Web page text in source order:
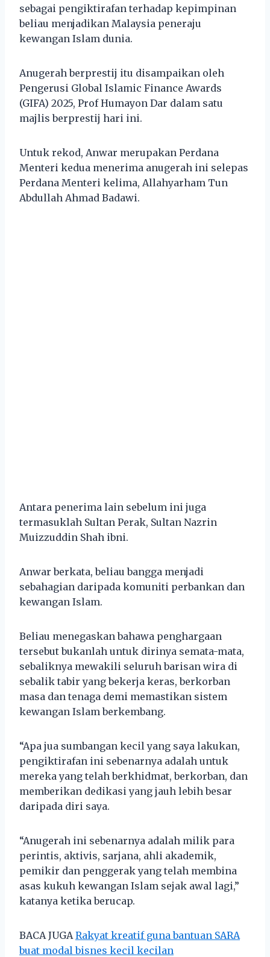
sebagai pengiktirafan terhadap kepimpinan
beliau menjadikan Malaysia peneraju
kewangan Islam dunia.
Anugerah berprestij itu disampaikan oleh
Pengerusi Global Islamic Finance Awards
(GIFA) 2025, Prof Humayon Dar dalam satu
majlis berprestij hari ini.
Untuk rekod, Anwar merupakan Perdana
Menteri kedua menerima anugerah ini selepas
Perdana Menteri kelima, Allahyarham Tun
Abdullah Ahmad Badawi.
Antara penerima lain sebelum ini juga
termasuklah Sultan Perak, Sultan Nazrin
Muizzuddin Shah ibni.
Anwar berkata, beliau bangga menjadi
sebahagian daripada komuniti perbankan dan
kewangan Islam.
Beliau menegaskan bahawa penghargaan
tersebut bukanlah untuk dirinya semata-mata,
sebaliknya mewakili seluruh barisan wira di
sebalik tabir yang bekerja keras, berkorban
masa dan tenaga demi memastikan sistem
kewangan Islam berkembang.
“Apa jua sumbangan kecil yang saya lakukan,
pengiktirafan ini sebenarnya adalah untuk
mereka yang telah berkhidmat, berkorban, dan
memberikan dedikasi yang jauh lebih besar
daripada diri saya.
“Anugerah ini sebenarnya adalah milik para
perintis, aktivis, sarjana, ahli akademik,
pemikir dan penggerak yang telah membina
asas kukuh kewangan Islam sejak awal lagi,”
katanya ketika berucap.
BACA JUGA Rakyat kreatif guna bantuan SARA
buat modal bisnes kecil kecilan